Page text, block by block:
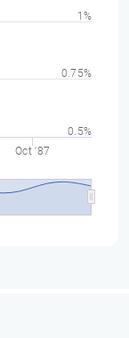
Oct '87
0.5%
0.75%
1%